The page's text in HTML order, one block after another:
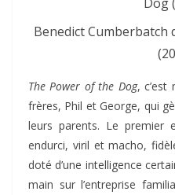
Benedict Cumberbatch
The Power of the Dog, c’est
frères, Phil et George, qui
leurs parents. Le premier
endurci, viril et macho,
doté d’une intelligence
main sur l’entreprise